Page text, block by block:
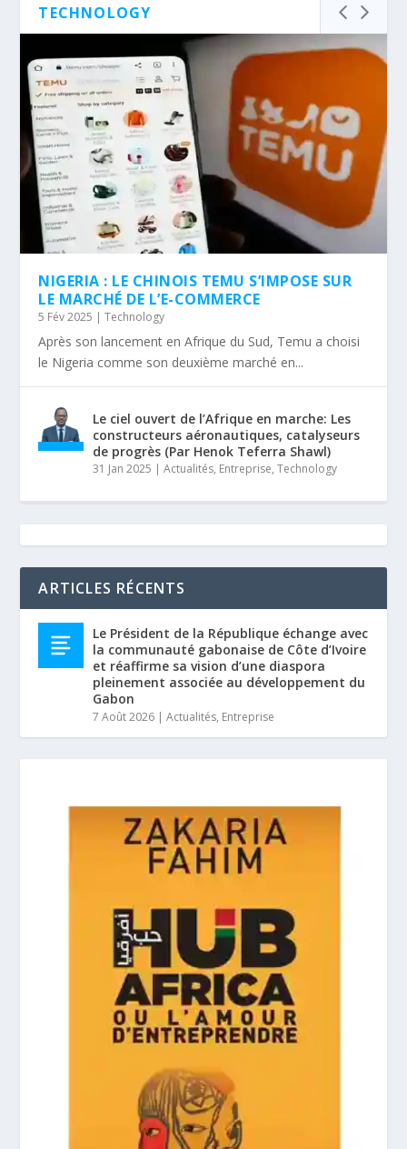
TECHNOLOGY
NIGERIA : LE CHINOIS TEMU S’IMPOSE SUR
LE MARCHÉ DE L’E-COMMERCE
5 Fév 2025 |Technology
Après son lancement en Afrique du Sud, Temu a choisi
le Nigeria comme son deuxième marché en...
Le ciel ouvert de l’Afrique en marche: Les
constructeurs aéronautiques, catalyseurs
de progrès (Par Henok Teferra Shawl)
31 Jan 2025 |Actualités, Entreprise,Technology
ARTICLES RÉCENTS
Le Président de la République échange avec
la communauté gabonaise de Côte d’Ivoire
et réaffirme sa vision d’une diaspora
pleinement associée au développement du
Gabon
7 Août 2026 |Actualités, Entreprise